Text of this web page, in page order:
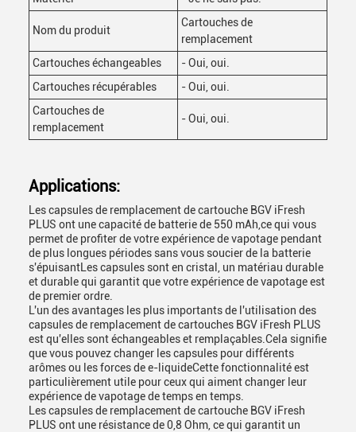
Nom du produit
Cartouches de
remplacement
Cartouches échangeables
- Oui, oui.
Cartouches récupérables
- Oui, oui.
Cartouches de
remplacement
- Oui, oui.
Applications:
Les capsules de remplacement de cartouche BGV iFresh
PLUS ont une capacité de batterie de 550 mAh,ce qui vous
permet de profiter de votre expérience de vapotage pendant
de plus longues périodes sans vous soucier de la batterie
s'épuisantLes capsules sont en cristal, un matériau durable
et durable qui garantit que votre expérience de vapotage est
de premier ordre.
L'un des avantages les plus importants de l'utilisation des
capsules de remplacement de cartouches BGV iFresh PLUS
est qu'elles sont échangeables et remplaçables.Cela signifie
que vous pouvez changer les capsules pour différents
arômes ou les forces de e-liquideCette fonctionnalité est
particulièrement utile pour ceux qui aiment changer leur
expérience de vapotage de temps en temps.
Les capsules de remplacement de cartouche BGV iFresh
PLUS ont une résistance de 0,8 Ohm, ce qui garantit un